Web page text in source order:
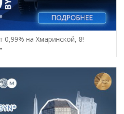
0,99% на Хмаринcкой, 8!